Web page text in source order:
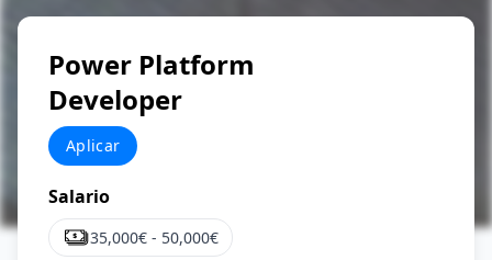
Power Platform
Developer
Aplicar
Salario
35,000€ - 50,000€